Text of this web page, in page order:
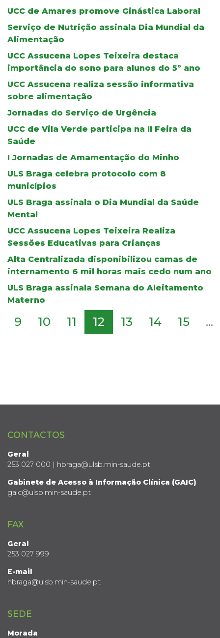
UCC de Amares promove Ginástica Laboral
Serviço de Nutrição assinala Dia Mundial da
Alimentação
UCC Assucena Lopes Teixeira destaca
importância do sono para alunos do 5º ano
UCC Assucena realiza sessão informativa
sobre alimentação
Jornadas do Serviço de Urgência
UCC de Vila Verde participa na II Feira da
Saúde
I Jornadas de Amamentação do Minho
ULS Braga celebra protocolo com 8
municípios
ULS Braga assinala o Dia Mundial da Saúde
Mental
UCC Assucena Lopes Teixeira Realiza
Sessões Educativas para Crianças
Alta Centralizada disponibilizou camas de
internamento 6 mil horas mais cedo num ano
ULS Braga assinala Semana do Aleitamento
Materno
9 10 11 12 13 14 15 ...
CONTACTOS
Geral
253 027 000 | hbraga@ulsb.min-saude.pt
Gabinete de Acesso à Informação Clínica (GAIC)
gaic@ulsb.min-saude.pt
FAX
Geral
253 027 999
E-mail
hbraga@ulsb.min-saude.pt
SEDE
Morada